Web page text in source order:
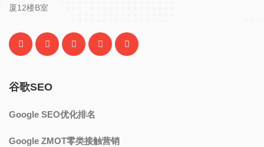
厦12楼B室
谷歌SEO
Google SEO优化排名
Google ZMOT零类接触营销